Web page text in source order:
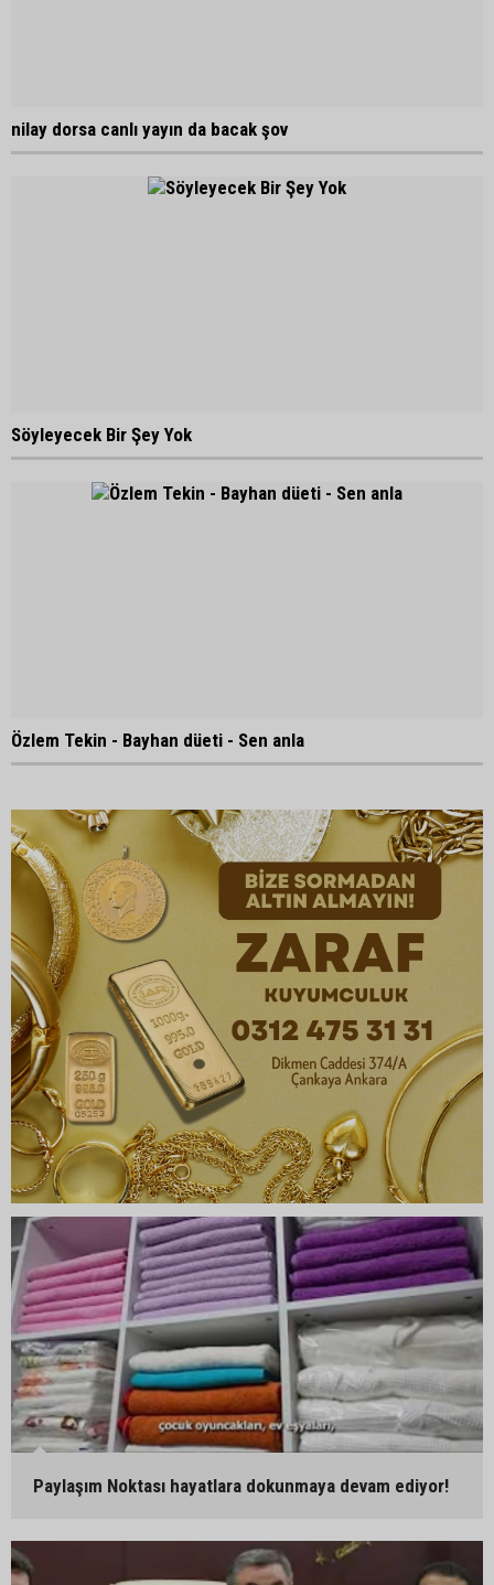
nilay dorsa canlı yayın da bacak şov
Söyleyecek Bir Şey Yok
Özlem Tekin - Bayhan düeti - Sen anla
Paylaşım Noktası hayatlara dokunmaya devam ediyor!